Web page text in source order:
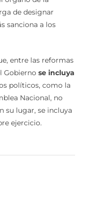
órgano de la
de designar
sanciona a los
entre las reformas
Gobierno
se incluya
políticos, como la
Nacional, no
su lugar, se incluya